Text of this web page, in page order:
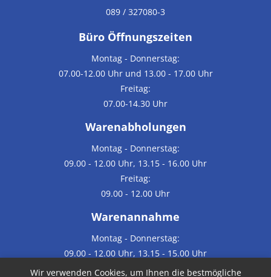
089 / 327080-3
Büro Öffnungszeiten
Montag - Donnerstag:
07.00-12.00 Uhr und 13.00 - 17.00 Uhr
Freitag:
07.00-14.30 Uhr
Warenabholungen
Montag - Donnerstag:
09.00 - 12.00 Uhr, 13.15 - 16.00 Uhr
Freitag:
09.00 - 12.00 Uhr
Warenannahme
Montag - Donnerstag:
09.00 - 12.00 Uhr, 13.15 - 15.00 Uhr
Freitag: keine Annahme von Werkslieferungen
Wir verwenden Cookies, um Ihnen die bestmögliche